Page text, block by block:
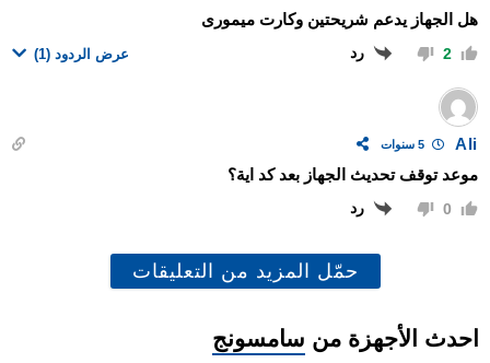
هل الجهاز يدعم شريحتين وكارت ميمورى
2 رد عرض الردود (1)
Ali 5 سنوات
موعد توقف تحديث الجهاز بعد كد اية؟
0 رد
حمّل المزيد من التعليقات
احدث الأجهزة من سامسونج